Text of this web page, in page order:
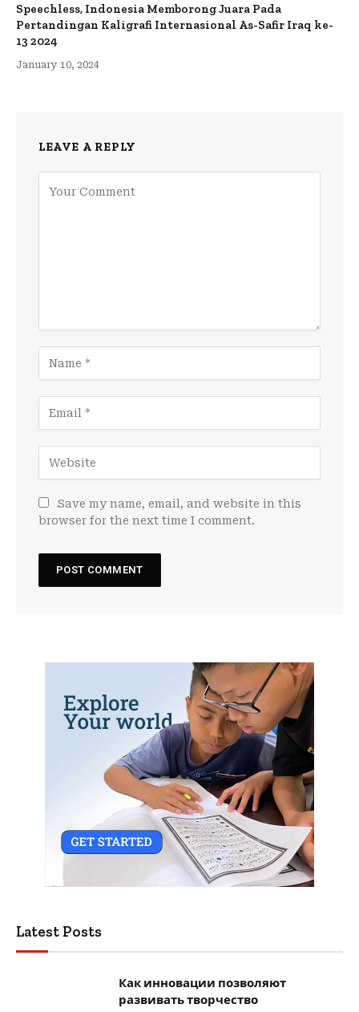
Speechless, Indonesia Memborong Juara Pada
Pertandingan Kaligrafi Internasional As-Safir Iraq ke-
13 2024
January 10, 2024
LEAVE A REPLY
Save my name, email, and website in this
browser for the next time I comment.
Latest Posts
Как инновации позволяют
развивать творчество